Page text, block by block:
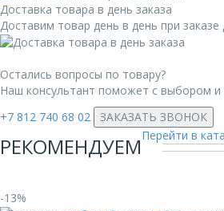
Доставка товара в день заказа
Доставим товар день в день при
Остались вопросы по товару?
Наш консультант поможет с выбором
+7 812 740 68 02
ЗАКАЗАТЬ ЗВОНОК
РЕКОМЕНДУЕМПерейти в
-13%